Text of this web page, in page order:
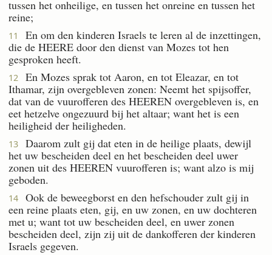
tussen het onheilige, en tussen het onreine en tussen het
reine;
11
En om den kinderen Israels te leren al de inzettingen,
die de HEERE door den dienst van Mozes tot hen
gesproken heeft.
12
En Mozes sprak tot Aaron, en tot Eleazar, en tot
Ithamar, zijn overgebleven zonen: Neemt het spijsoffer,
dat van de vuurofferen des HEEREN overgebleven is, en
eet hetzelve ongezuurd bij het altaar; want het is een
heiligheid der heiligheden.
13
Daarom zult gij dat eten in de heilige plaats, dewijl
het uw bescheiden deel en het bescheiden deel uwer
zonen uit des HEEREN vuurofferen is; want alzo is mij
geboden.
14
Ook de beweegborst en den hefschouder zult gij in
een reine plaats eten, gij, en uw zonen, en uw dochteren
met u; want tot uw bescheiden deel, en uwer zonen
bescheiden deel, zijn zij uit de dankofferen der kinderen
Israels gegeven.